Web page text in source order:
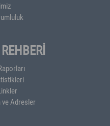
ve Adresler